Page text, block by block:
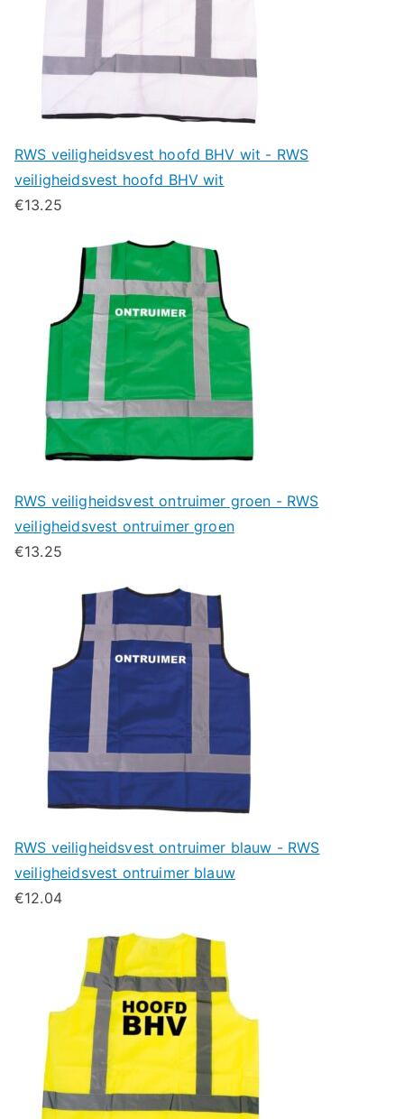
RWS veiligheidsvest hoofd BHV wit - RWS
veiligheidsvest hoofd BHV wit
€13.25
RWS veiligheidsvest ontruimer groen - RWS
veiligheidsvest ontruimer groen
€13.25
RWS veiligheidsvest ontruimer blauw - RWS
veiligheidsvest ontruimer blauw
€12.04